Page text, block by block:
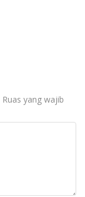
Ruas yang wajib